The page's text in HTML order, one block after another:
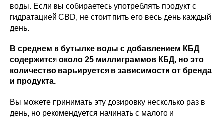
воды. Если вы собираетесь употреблять продукт с
гидратацией CBD, не стоит пить его весь день каждый
день.
В среднем в бутылке воды с добавлением КБД
содержится около 25 миллиграммов КБД, но это
количество варьируется в зависимости от бренда
и продукта.
Вы можете принимать эту дозировку несколько раз в
день, но рекомендуется начинать с малого и